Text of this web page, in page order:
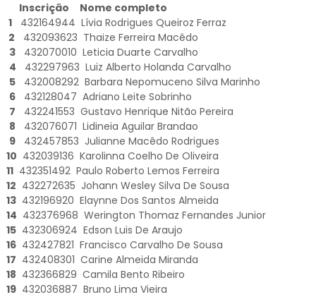
Inscrição Nome completo
1432164944 Lívia Rodrigues Queiroz Ferraz
2 432093623 Thaize Ferreira Macêdo
3432070010 Leticia Duarte Carvalho
4 432297963 Luiz Alberto Holanda Carvalho
5432008292 Barbara Nepomuceno Silva Marinho
6432128047 Adriano Leite Sobrinho
7 432241553 Gustavo Henrique Nitão Pereira
8 432076071 Lidineia Aguilar Brandao
9432457853 Julianne Macêdo Rodrigues
10 432039136 Karolinna Coelho De Oliveira
11432351492 Paulo Roberto Lemos Ferreira
12 432272635 Johann Wesley Silva De Sousa
13432196920 Elaynne Dos Santos Almeida
14 432376968 Werington Thomaz Fernandes Junior
15432306924 Edson Luis De Araujo
16432427821 Francisco Carvalho De Sousa
17 432408301 Carine Almeida Miranda
18 432366829 Camila Bento Ribeiro
19432036887 Bruno Lima Vieira